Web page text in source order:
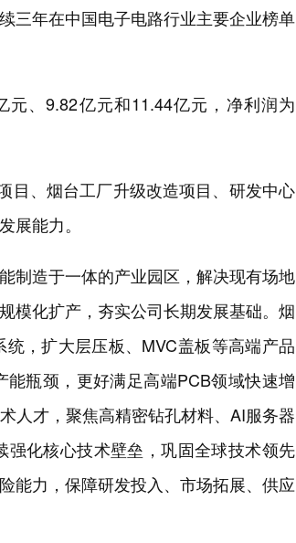
三年在中国电子电路行业主要企业榜单
、9.82亿元和11.44亿元，净利润为
目、烟台工厂升级改造项目、研发中心
展能力。
制造于一体的产业园区，解决现有场地
模化扩产，夯实公司长期发展基础。烟
，扩大层压板、MVC盖板等高端产品
瓶颈，更好满足高端PCB领域快速增
人才，聚焦高精密钻孔材料、AI服务器
化核心技术壁垒，巩固全球技术领先
能力，保障研发投入、市场拓展、供应